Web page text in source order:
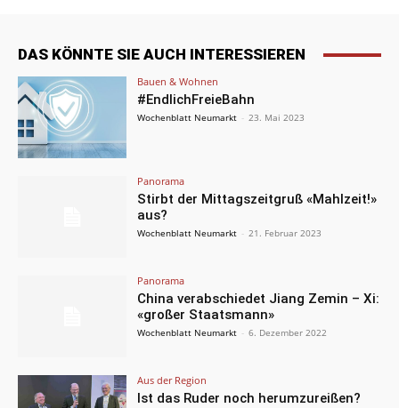
DAS KÖNNTE SIE AUCH INTERESSIEREN
Bauen & Wohnen
#EndlichFreieBahn
Wochenblatt Neumarkt - 23. Mai 2023
Panorama
Stirbt der Mittagszeitgruß «Mahlzeit!»
aus?
Wochenblatt Neumarkt - 21. Februar 2023
Panorama
China verabschiedet Jiang Zemin – Xi:
«großer Staatsmann»
Wochenblatt Neumarkt - 6. Dezember 2022
Aus der Region
Ist das Ruder noch herumzureißen?